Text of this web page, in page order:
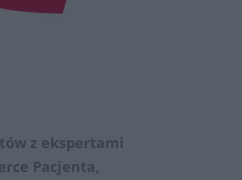
z ekspertami
Pacjenta,